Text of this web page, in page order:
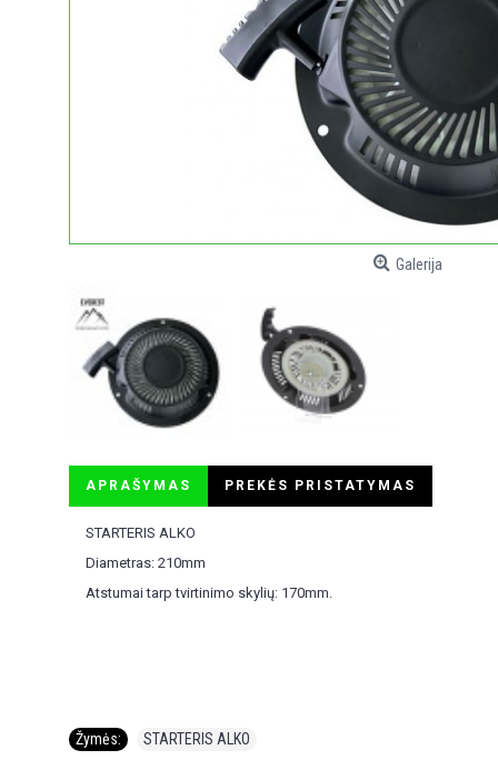
Galerija
APRAŠYMAS PREKĖS PRISTATYMAS
STARTERIS ALKO
Diametras: 210mm
Atstumai tarp tvirtinimo skylių: 170mm.
Žymės: STARTERIS ALKO